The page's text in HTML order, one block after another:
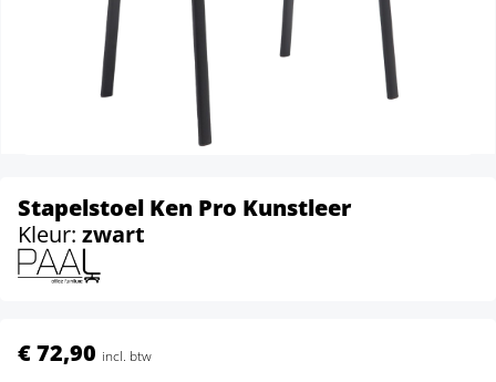
Stapelstoel Ken Pro Kunstleer
Kleur: zwart
€ 72,90 incl. btw